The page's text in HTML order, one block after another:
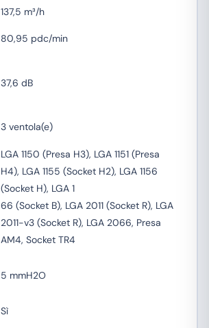
137,5 m³/h
80,95 pdc/min
37,6 dB
3 ventola(e)
LGA 1150 (Presa H3), LGA 1151 (Presa
H4), LGA 1155 (Socket H2), LGA 1156
(Socket H), LGA 1
66 (Socket B), LGA 2011 (Socket R), LGA
2011-v3 (Socket R), LGA 2066, Presa
AM4, Socket TR4
5 mmH2O
Sì